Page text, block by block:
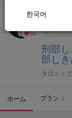
한국어
33
全年齢向け
このファン
刑部
部しき
タロット
ホーム プラン 2